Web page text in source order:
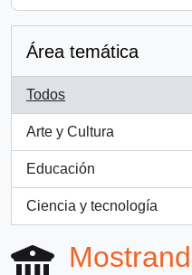
Área temática
Todos
Arte y Cultura
, 1 resultados
Educación
, 1 resultados
Ciencia y tecnología
, 1 resultados